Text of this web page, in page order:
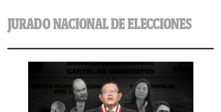
JURADO NACIONAL DE ELECCIONES